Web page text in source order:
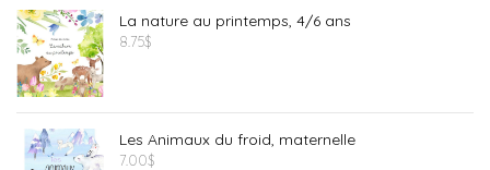
La nature au printemps, 4/6 ans
8.75$
Les Animaux du froid, maternelle
7.00$